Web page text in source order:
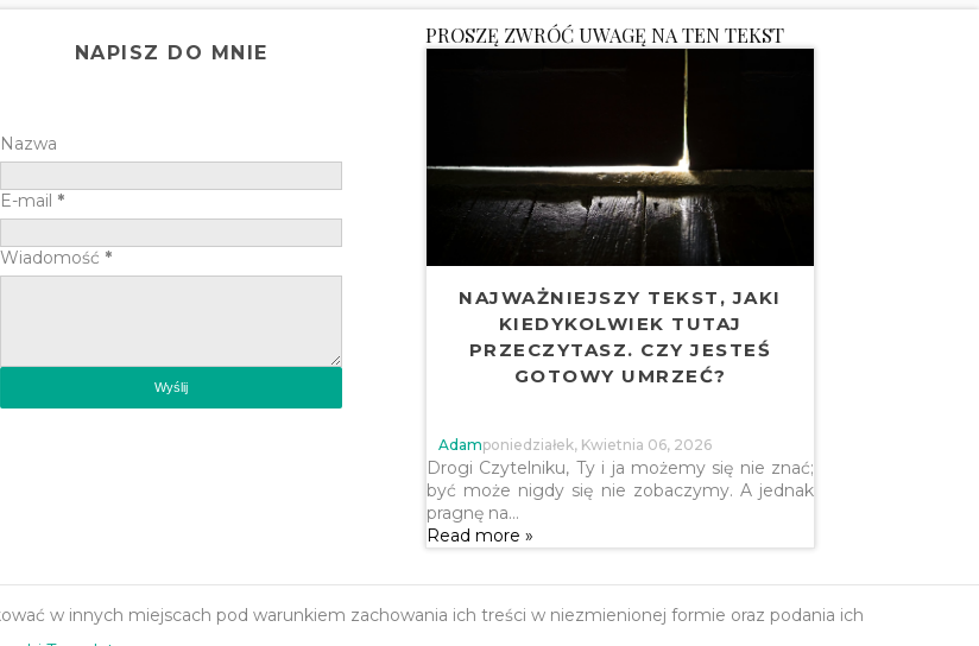
NAPISZ DO MNIE
Nazwa
E-mail *
Wiadomość *
PROSZĘ ZWRÓĆ UWAGĘ NA TEN TEKST
NAJWAŻNIEJSZY TEKST, JAKI
KIEDYKOLWIEK TUTAJ
PRZECZYTASZ. CZY JESTEŚ
GOTOWY UMRZEĆ?
AdamPoniedziałek, Kwietnia 06, 2026
Drogi Czytelniku, Ty i ja możemy się nie znać;
być może nigdy się nie zobaczymy. A jednak
pragnę na…
Read more »
w innych miejscach pod warunkiem zachowania ich treści w niezmienionej formie oraz podania ich